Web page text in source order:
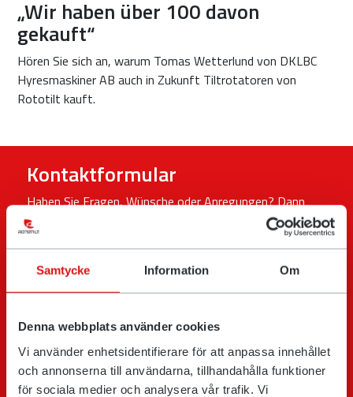
Samtycke Information Om
Denna webbplats använder cookies
Vi använder enhetsidentifierare för att anpassa innehållet
och annonserna till användarna, tillhandahålla funktioner
för sociala medier och analysera vår trafik. Vi
„Wir haben über 100 davon
gekauft“
Hören Sie sich an, warum Tomas Wetterlund von DKLBC
Hyresmaskiner AB auch in Zukunft Tiltrotatoren von
Rototilt kauft.
Kontaktformular
Haben Sie Fragen, Wünsche oder Anregungen? Dann
füllen Sie bitte das Formular aus und berichten Sie uns
von Ihrem Anliegen. Wir werden es so schnell wie
Beschreiben Sie Ihr Anliegen